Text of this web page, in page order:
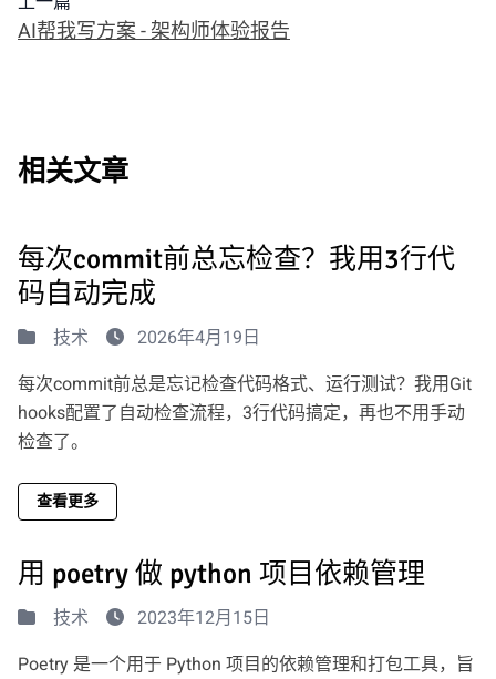
AI帮我写方案 - 架构师体验报告
相关文章
每次commit前总忘检查？我用3行代
码自动完成
技术
2026年4月19日
每次commit前总是忘记检查代码格式、运行测试？我用Git
hooks配置了自动检查流程，3行代码搞定，再也不用手动
检查了。
查看更多
用 poetry 做 python 项目依赖管理
技术
2023年12月15日
Poetry 是一个用于 Python 项目的依赖管理和打包工具，旨